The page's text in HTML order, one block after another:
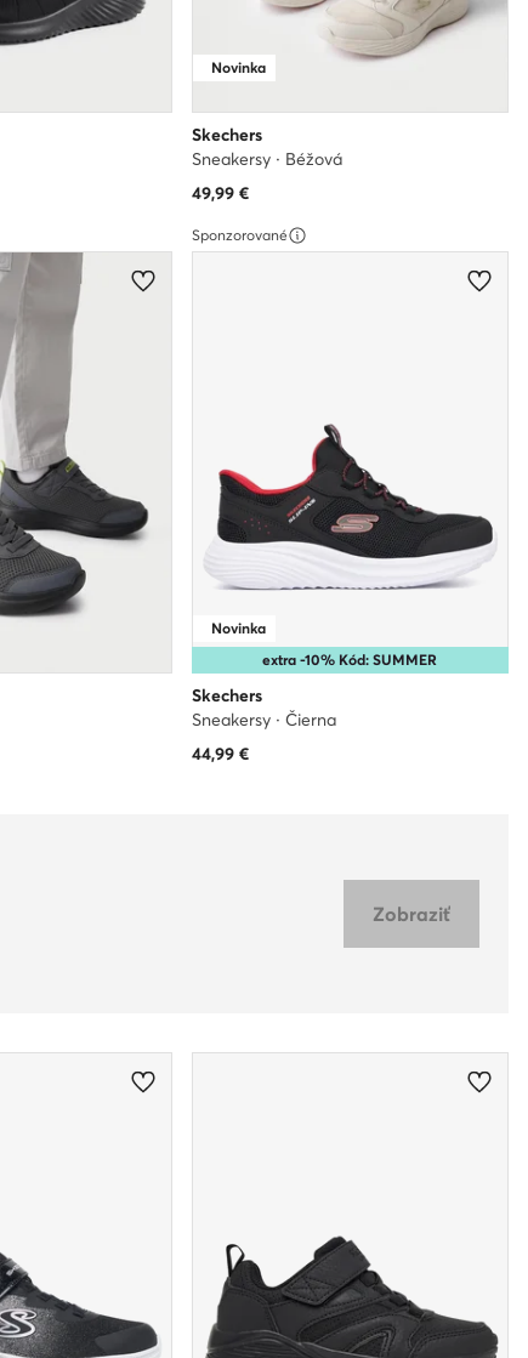
Novinka
Skechers
Sneakersy · Béžová
49,99€
Sponzorované
extra -10% Kód: SUMMER
Novinka
Skechers
Sneakersy · Čierna
44,99€
Zobraziť